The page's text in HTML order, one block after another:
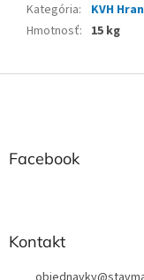
Kategória:
KVH
Hmotnosť: 15 kg
Z
Facebook
Kontakt